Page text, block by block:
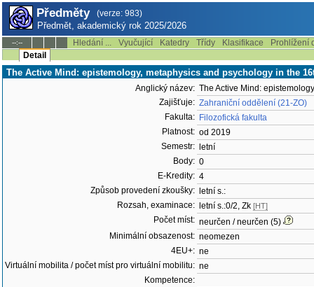
Předměty (verze: 983)
Předmět, akademický rok 2025/2026
--:-- Hledání ... Vyučující Katedry Třídy Klasifikace
Prohlížení
Detail
The Active Mind: epistemology, metaphysics and psychology in the
Anglický název: The Active Mind:
Zajišťuje: Zahraniční oddělení (21-ZO)
Fakulta: Filozofická fakulta
Platnost: od 2019
Semestr:
letní
Body: 0
E-Kredity: 4
Způsob provedení zkoušky:
letní s.:
Rozsah, examinace:
letní s.:0/2, Zk [HT]
Počet míst: neurčen / neurčen (5)
Minimální obsazenost: neomezen
4EU+: ne
Virtuální mobilita / počet míst pro virtuální mobilitu: ne
Kompetence: